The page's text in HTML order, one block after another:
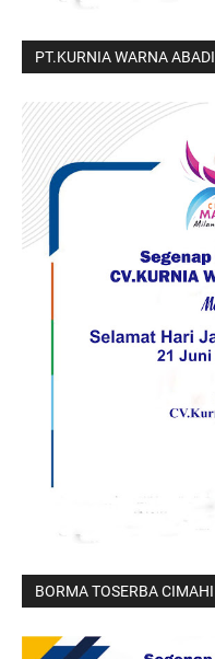
PT.KURNIA WARNA ABADI
BORMA TOSERBA CIMAHI